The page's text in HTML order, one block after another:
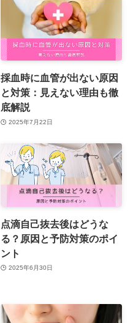
採血時に血管が出ない原因
と対策：見えない理由も徹
底解説
2025年7月22日
点滴自己抜去後はどうな
る？原因と予防対策のポイ
ント
2025年6月30日